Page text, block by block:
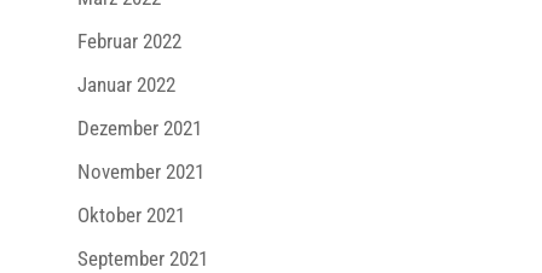
Februar 2022
Januar 2022
Dezember 2021
November 2021
Oktober 2021
September 2021